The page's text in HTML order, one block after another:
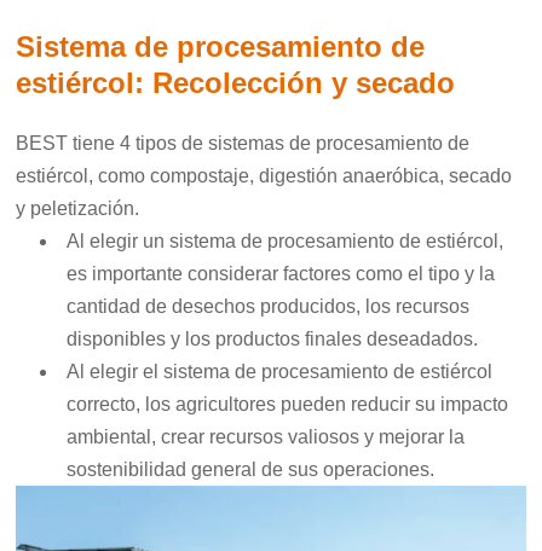
Sistema de procesamiento de
estiércol: Recolección y secado
BEST tiene 4 tipos de sistemas de procesamiento de
estiércol, como compostaje, digestión anaeróbica, secado
y peletización.
Al elegir un sistema de procesamiento de estiércol,
es importante considerar factores como el tipo y la
cantidad de desechos producidos, los recursos
disponibles y los productos finales deseadados.
Al elegir el sistema de procesamiento de estiércol
correcto, los agricultores pueden reducir su impacto
ambiental, crear recursos valiosos y mejorar la
sostenibilidad general de sus operaciones.